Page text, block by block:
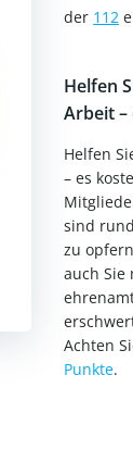
der 112
Helfen
Arbeit –
Helfen
– es
sind
zu
auch Sie
Achten
Punkte.